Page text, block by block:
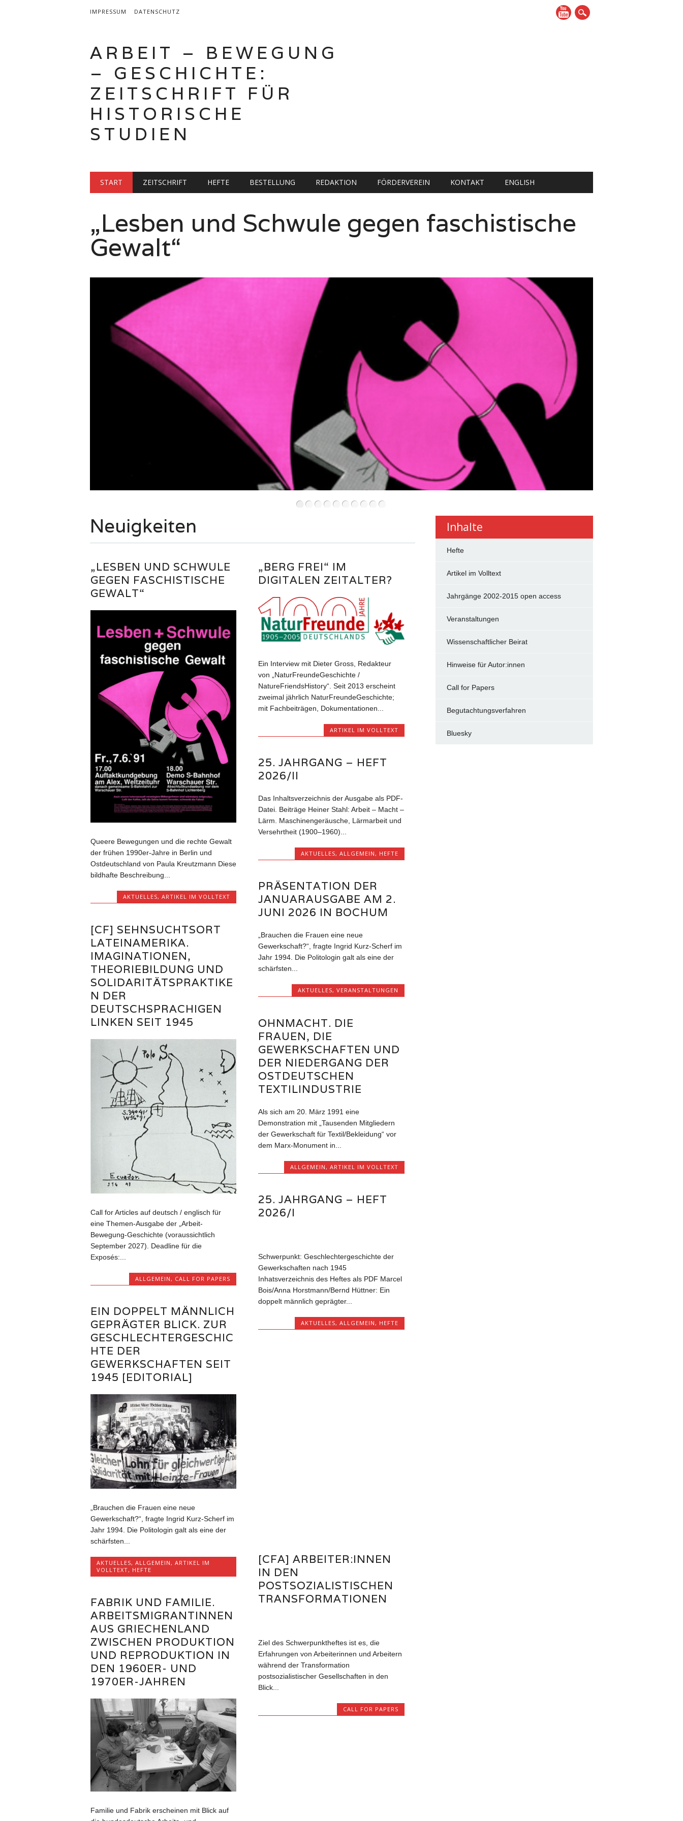
IMPRESSUM DATENSCHUTZ
ARBEIT – BEWEGUNG
– GESCHICHTE:
ZEITSCHRIFT FÜR
HISTORISCHE
STUDIEN
Hauptmenü
START ZEITSCHRIFT HEFTE BESTELLUNG REDAKTION FÖRDERVEREIN KONTAKT ENGLISH
••••••••••
„Lesben und Schwule gegen faschistische
Gewalt“
Neuigkeiten
„LESBEN UND SCHWULE
GEGEN FASCHISTISCHE
GEWALT“
Queere Bewegungen und die rechte Gewalt
der frühen 1990er-Jahre in Berlin und
Ostdeutschland von Paula Kreutzmann Diese
bildhafte Beschreibung...
AKTUELLES, ARTIKEL IM VOLLTEXT
„BERG FREI“ IM
DIGITALEN ZEITALTER?
Ein Interview mit Dieter Gross, Redakteur
von „NaturFreundeGeschichte /
NatureFriendsHistory“. Seit 2013 erscheint
zweimal jährlich NaturFreundeGeschichte;
mit Fachbeiträgen, Dokumentationen...
ARTIKEL IM VOLLTEXT
25. JAHRGANG – HEFT
2026/II
Das Inhaltsverzeichnis der Ausgabe als PDF-
Datei. Beiträge Heiner Stahl: Arbeit – Macht –
Lärm. Maschinengeräusche, Lärmarbeit und
Versehrtheit (1900–1960)...
AKTUELLES, ALLGEMEIN, HEFTE
PRÄSENTATION DER
JANUARAUSGABE AM 2.
JUNI 2026 IN BOCHUM
„Brauchen die Frauen eine neue
Gewerkschaft?“, fragte Ingrid Kurz-Scherf im
Jahr 1994. Die Politologin galt als eine der
schärfsten...
AKTUELLES, VERANSTALTUNGEN
[CF] SEHNSUCHTSORT
LATEINAMERIKA.
IMAGINATIONEN,
THEORIEBILDUNG UND
SOLIDARITÄTSPRAKTIKE
N DER
DEUTSCHSPRACHIGEN
LINKEN SEIT 1945
Call for Articles auf deutsch / englisch für
eine Themen-Ausgabe der „Arbeit-
Bewegung-Geschichte (voraussichtlich
September 2027). Deadline für die
Exposés:...
ALLGEMEIN , CALL FOR PAPERS
OHNMACHT. DIE
FRAUEN, DIE
GEWERKSCHAFTEN UND
DER NIEDERGANG DER
OSTDEUTSCHEN
TEXTILINDUSTRIE
Als sich am 20. März 1991 eine
Demonstration mit „Tausenden Mitgliedern
der Gewerkschaft für Textil/Bekleidung“ vor
dem Marx-Monument in...
ALLGEMEIN , ARTIKEL IM VOLLTEXT
25. JAHRGANG – HEFT
2026/I
Schwerpunkt: Geschlechtergeschichte der
Gewerkschaften nach 1945
Inhatsverzeichnis des Heftes als PDF Marcel
Bois/Anna Horstmann/Bernd Hüttner: Ein
doppelt männlich geprägter...
AKTUELLES, ALLGEMEIN , HEFTE
EIN DOPPELT MÄNNLICH
GEPRÄGTER BLICK. ZUR
GESCHLECHTERGESCHIC
HTE DER
GEWERKSCHAFTEN SEIT
1945 [EDITORIAL]
„Brauchen die Frauen eine neue
Gewerkschaft?“, fragte Ingrid Kurz-Scherf im
Jahr 1994. Die Politologin galt als eine der
schärfsten...
AKTUELLES, ALLGEMEIN , ARTIKEL IM
VOLLTEXT, HEFTE
[CFA] ARBEITER:INNEN
IN DEN
POSTSOZIALISTISCHEN
TRANSFORMATIONEN
Ziel des Schwerpunktheftes ist es, die
Erfahrungen von Arbeiterinnen und Arbeitern
während der Transformation
postsozialistischer Gesellschaften in den
Blick...
CALL FOR PAPERS
FABRIK UND FAMILIE.
ARBEITSMIGRANTINNEN
AUS GRIECHENLAND
ZWISCHEN PRODUKTION
UND REPRODUKTION IN
DEN 1960ER- UND
1970ER-JAHREN
Familie und Fabrik erscheinen mit Blick auf
Inhalte
Hefte
Artikel im Volltext
Jahrgänge 2002-2015 open access
Veranstaltungen
Wissenschaftlicher Beirat
Hinweise für Autor:innen
Call for Papers
Begutachtungsverfahren
Bluesky